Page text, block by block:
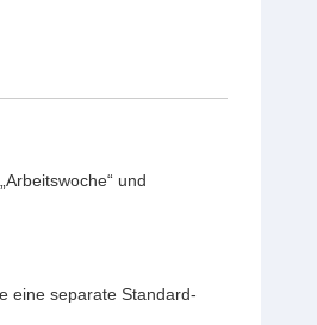
und
eine separate Standard-